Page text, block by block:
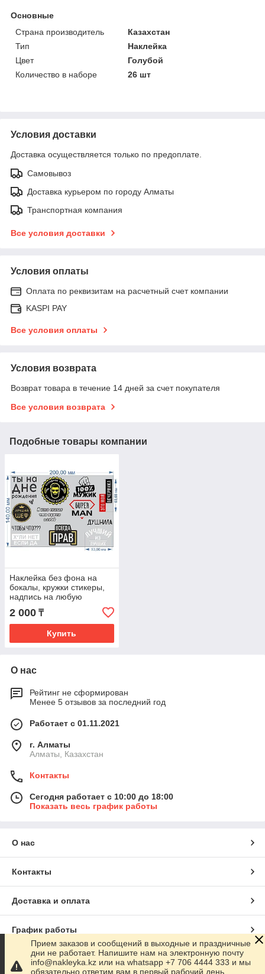
Основные
Страна производитель
Казахстан
Тип
Наклейка
Цвет
Голубой
Количество в наборе
26 шт
Условия доставки
Доставка осуществляется только по предоплате.
Самовывоз
Доставка курьером по городу Алматы
Транспортная компания
Все условия доставки
Условия оплаты
Оплата по реквизитам на расчетный счет компании
KASPI PAY
Все условия оплаты
Условия возврата
Возврат товара в течение 14 дней за счет покупателя
Все условия возврата
Подобные товары компании
Наклейка без фона на
бокалы, кружки стикеры,
надпись на любую
твердую поверхность
2 000 ₸
Купить
О нас
Рейтинг не сформирован
Менее 5 отзывов за последний год
Работает с 01.11.2021
г. Алматы
Алматы, Казахстан
Контакты
Сегодня работает с 10:00 до 18:00
Показать весь график работы
О нас
Контакты
Доставка и оплата
График работы
Полная версия сайта
Прием заказов и сообщений в выходные и праздничные
дни не работает. Напишите нам на электронную почту
info@nakleyka.kz или на whatsapp +7 706 4444 333 и мы
обязательно ответим вам в первый рабочий день.